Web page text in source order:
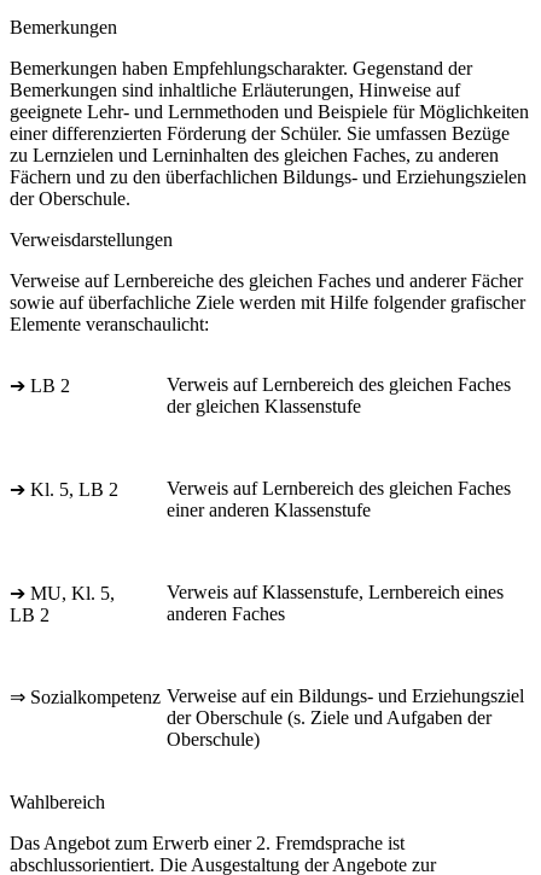
Bemerkungen
Bemerkungen haben Empfehlungscharakter. Gegenstand der
Bemerkungen sind inhaltliche Erläuterungen, Hinweise auf
geeignete Lehr- und Lernmethoden und Beispiele für Möglichkeiten
einer differenzierten Förderung der Schüler. Sie umfassen Bezüge
zu Lernzielen und Lerninhalten des gleichen Faches, zu anderen
Fächern und zu den überfachlichen Bildungs- und Erziehungszielen
der Oberschule.
Verweisdarstellungen
Verweise auf Lernbereiche des gleichen Faches und anderer Fächer
sowie auf überfachliche Ziele werden mit Hilfe folgender grafischer
Elemente veranschaulicht:
➔ LB 2
Verweis auf Lernbereich des gleichen Faches
der gleichen Klassenstufe
➔ Kl. 5, LB 2
Verweis auf Lernbereich des gleichen Faches
einer anderen Klassenstufe
➔ MU, Kl. 5,
LB 2
Verweis auf Klassenstufe, Lernbereich eines
anderen Faches
⇒ Sozialkompetenz Verweise auf ein Bildungs- und Erziehungsziel
der Oberschule (s. Ziele und Aufgaben der
Oberschule)
Wahlbereich
Das Angebot zum Erwerb einer 2. Fremdsprache ist
abschlussorientiert. Die Ausgestaltung der Angebote zur